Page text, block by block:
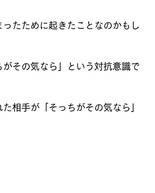
たために起きたことなのかもし
その気なら」という対抗意識で
相手が「そっちがその気なら」